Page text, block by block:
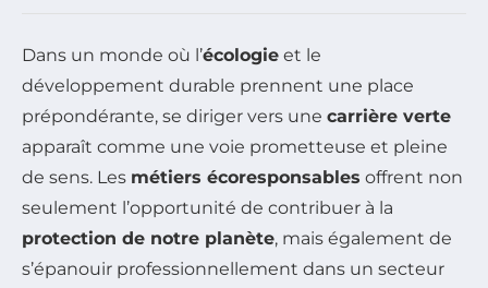
Dans un monde où l’écologie et le
développement durable prennent une place
prépondérante, se diriger vers une carrière verte
apparaît comme une voie prometteuse et pleine
de sens. Les métiers écoresponsables offrent non
seulement l’opportunité de contribuer à la
protection de notre planète, mais également de
s’épanouir professionnellement dans un secteur